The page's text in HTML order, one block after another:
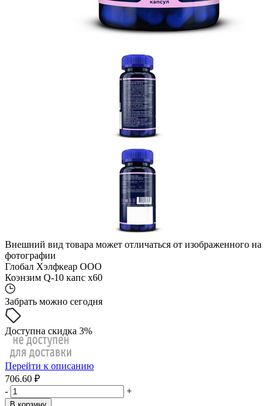
Внешний вид товара может отличаться от изображенного на
фотографии
Глобал Хэлфкеар ООО
Коэнзим Q-10 капс x60
Забрать можно сегодня
Доступна скидка 3%
Перейти к описанию
706.60 ₽
-
+